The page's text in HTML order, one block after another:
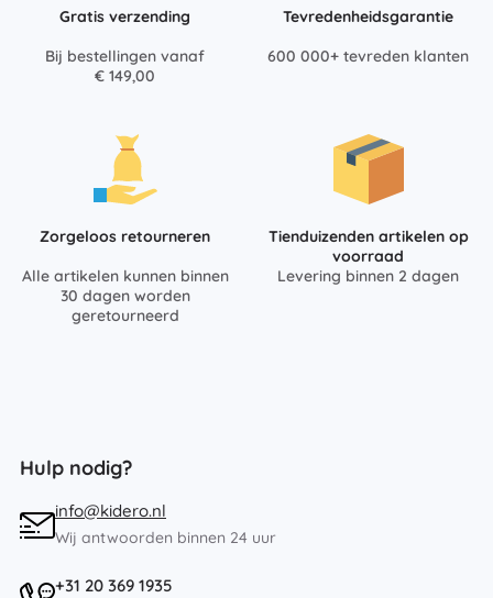
Gratis verzending
Bij bestellingen vanaf
€ 149,00
Tevredenheidsgarantie
600 000+ tevreden klanten
Zorgeloos retourneren
Alle artikelen kunnen binnen
30 dagen worden
geretourneerd
Tienduizenden artikelen op
voorraad
Levering binnen 2 dagen
Hulp nodig?
info@kidero.nl
Wij antwoorden binnen 24 uur
+31 20 369 1935